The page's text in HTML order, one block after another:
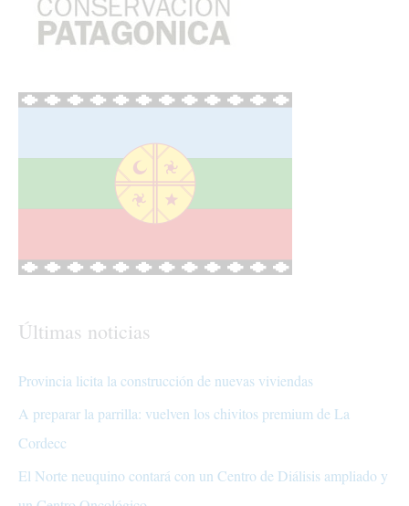
Últimas noticias
Provincia licita la construcción de nuevas viviendas
A preparar la parrilla: vuelven los chivitos premium de La
Cordecc
El Norte neuquino contará con un Centro de Diálisis ampliado y